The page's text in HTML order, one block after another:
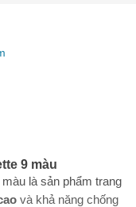
9 màu
là sản phẩm trang
và khả năng chống